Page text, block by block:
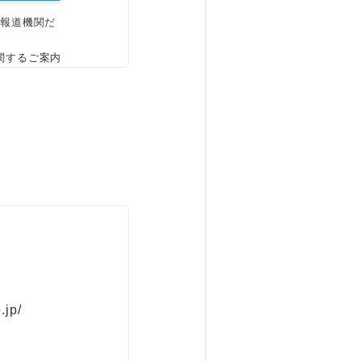
道機関だ
するご案内